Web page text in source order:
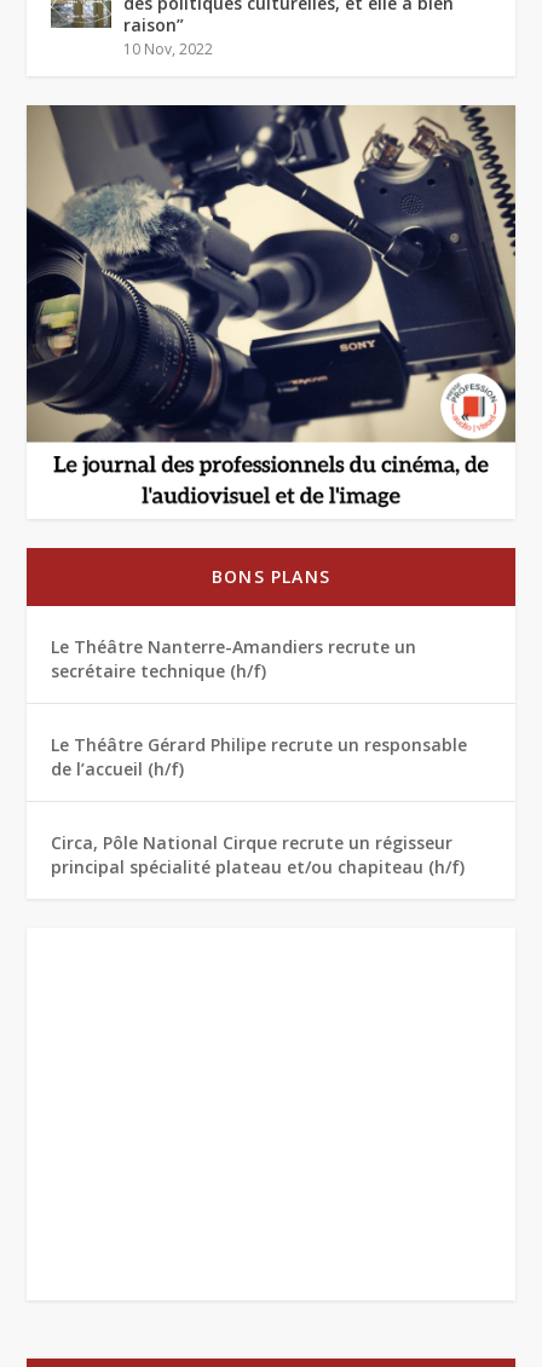
raison”
10 Nov, 2022
BONS PLANS
Le Théâtre Nanterre-Amandiers recrute un
secrétaire technique (h/f)
Le Théâtre Gérard Philipe recrute un responsable
de l’accueil (h/f)
Circa, Pôle National Cirque recrute un régisseur
principal spécialité plateau et/ou chapiteau (h/f)